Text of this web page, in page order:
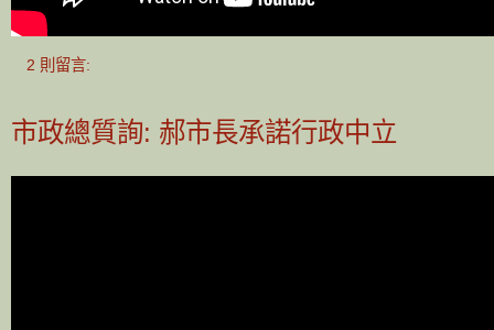
2 則留言:
市政總質詢: 郝市長承諾行政中立